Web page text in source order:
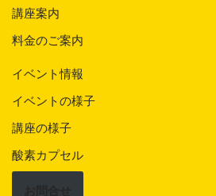
講座案内
料金のご案内
イベント情報
イベントの様子
講座の様子
酸素カプセル